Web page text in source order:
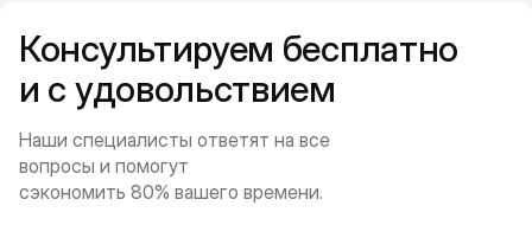
Консультируем бесплатно
и с удовольствием
Наши специалисты ответят на все
вопросы и помогут
сэкономить 80% вашего времени.